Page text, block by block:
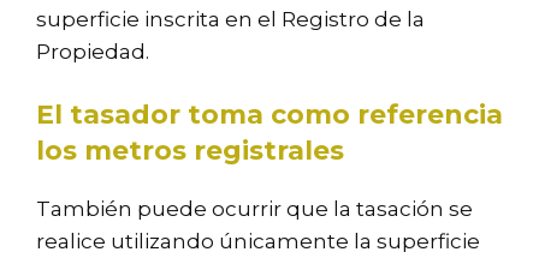
superficie inscrita en el Registro de la
Propiedad.
El tasador toma como referencia
los metros registrales
También puede ocurrir que la tasación se
realice utilizando únicamente la superficie